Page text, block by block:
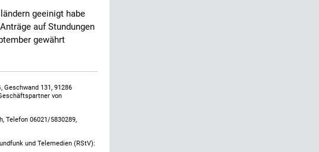
geeinigt habe
auf Stundungen
gewährt
131, 91286
von
Telefon 06021/5830289,
und Telemedien (RStV):